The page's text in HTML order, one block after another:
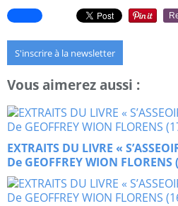
S'inscrire à la newsletter
Vous aimerez aussi :
EXTRAITS DU LIVRE «
De GEOFFREY WION FLORENS